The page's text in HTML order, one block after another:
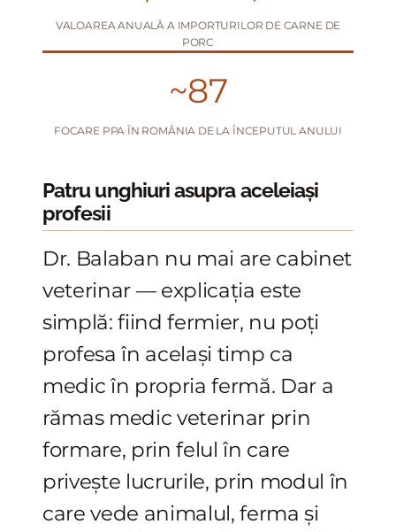
VALOAREA ANUALĂ A IMPORTURILOR DE CARNE DE
PORC
~87
FOCARE PPA ÎN ROMÂNIA DE LA ÎNCEPUTUL ANULUI
Patru unghiuri asupra aceleiași
profesii
Dr. Balaban nu mai are cabinet
veterinar — explicația este
simplă: fiind fermier, nu poți
profesa în același timp ca
medic în propria fermă. Dar a
rămas medic veterinar prin
formare, prin felul în care
privește lucrurile, prin modul în
care vede animalul, ferma și